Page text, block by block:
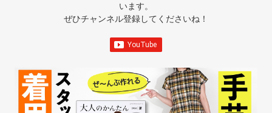
います。
ぜひチャンネル登録してくださいね！